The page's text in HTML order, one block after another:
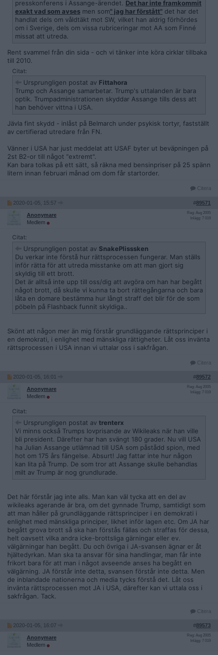
presskonferens i Assange-ärendet. Det har inte framkommit
exakt vad som avses men som" jag har förstått" det har det
handlat dels om våldtäkt mot SW, vilket han aldrig förhördes
om i Sverige, dels om vissa rubriceringar mot AA som Finné
missat att utreda.
Rent svammel från din sida - och vi tänker inte köra cirklar tillbaka
till 2010.
Citat:
Ursprungligen postat av Fittahora
Trump och Assange samarbetar. Trump's uttalanden är bara
optik. Trumpadministrationen skyddar Assange tills dess att
han behöver vittna i USA.
Jävla fint skydd - inlåst på Belmarch under psykisk tortyr, fastställt
av certifierad utredare från FN.
Vänner i USA har just meddelat att USAF byter ut beväpningen på
2st B2-or till något "extremt".
Kan bara tolkas på ett sätt, så räkna med bensinpriser på 25 spänn
litern innan februari månad om dom får startorder.
Citera
2020-01-05, 15:57 #89571
Anonymare
Medlem
Reg: Aug 2005
Inlägg: 7 019
Citat:
Ursprungligen postat av SnakePlisssken
Du verkar inte förstå hur rättsprocessen fungerar. Man ställs
inför rätta för att utreda misstanke om att man gjort sig
skyldig till ett brott.
Det är alltså inte upp till oss/dig att avgöra om han har begått
något brott, då skulle vi kunna ta bort rättegångarna och bara
låta en domare bestämma hur långt straff det blir för de som
pöbeln på Flashback funnit skyldiga..
Skönt att någon mer än mig förstår grundläggande rättsprinciper i
en demokrati, i enlighet med mänskliga rättigheter. Låt oss invänta
rättsprocessen i USA innan vi uttalar oss i sakfrågan.
Citera
2020-01-05, 16:01 #89572
Anonymare
Medlem
Reg: Aug 2005
Inlägg: 7 019
Citat:
Ursprungligen postat av trenterx
Vi minns också Trumps lovprisande av Wikileaks när han ville
bli president. Därefter har han svängt 180 grader. Nu vill USA
ha Julian Assange utlämnad till USA som påstådd spion, med
hot om 175 års fängelse. Absurt! Jag fattar inte hur någon
kan lita på Trump. De som tror att Assange skulle behandlas
milt av Trump är nog grundlurade.
Det här förstår jag inte alls. Man kan väl tycka att en del av
wikileaks agerande är bra, om det gynnade Trump, samtidigt som
att man håller på grundläggande rättsprinciper i en demokrati i
enlighet med mänskliga principer, likhet inför lagen etc. Om JA har
begått grova brott så ska han förstås fällas och straffas för dessa,
helt oavsett vilka andra icke-brottsliga gärningar eller ev.
välgärningar han begått. Du och övriga i JA-svansen ägnar er åt
hjältedyrkan. Man ska ta ansvar för sina handlingar, man får inte
frikort bara för att man i något avseende anses ha begått en
välgärning. JA förstår inte detta, svansen förstår inte detta. Men
de inblandade nationerna och media tycks förstå det. Låt oss
invänta rättsprocessen mot JA i USA, därefter kan vi uttala oss i
sakfrågan. Tack.
Citera
2020-01-05, 16:07 #89573
Anonymare
Medlem
Reg: Aug 2005
Inlägg: 7 019